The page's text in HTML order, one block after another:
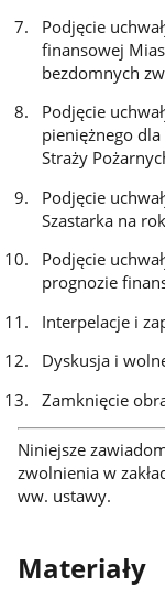
Podjęcie
finansowej
bezdomnych
Podjęcie
pieniężnego
Straży
Podjęcie
Szastarka na
Podjęcie
prognozie
Interpelacje i
Dyskusja i
Zamknięcie
Niniejsze
zwolnienia w
ww. ustawy.
Materiały